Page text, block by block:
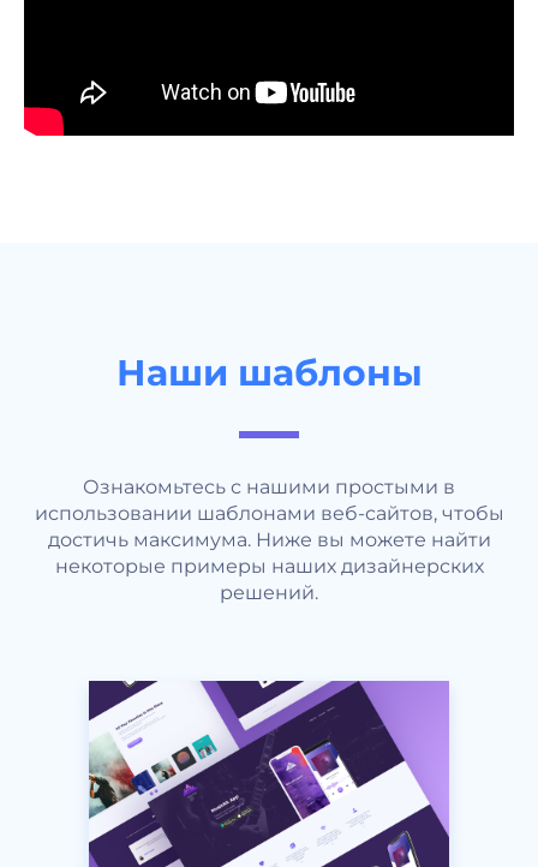
Наши шаблоны
Ознакомьтесь с нашими простыми в
использовании шаблонами веб-сайтов, чтобы
достичь максимума. Ниже вы можете найти
некоторые примеры наших дизайнерских
решений.